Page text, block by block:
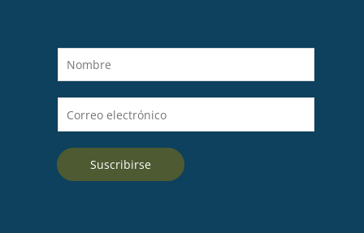
o
m
e
*
o
r
Suscribirse